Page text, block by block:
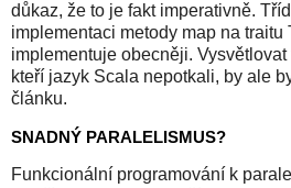
důkaz, že to je fakt imperativně.
implementaci metody map na traitu
implementuje obecněji.
kteří jazyk Scala nepotkali, by ale
článku.
SNADNÝ PARALELISMUS?
Funkcionální programování k